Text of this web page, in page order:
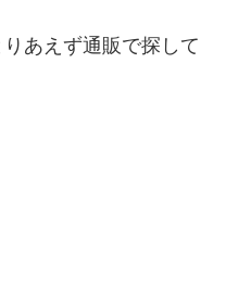
あえず通販で探して